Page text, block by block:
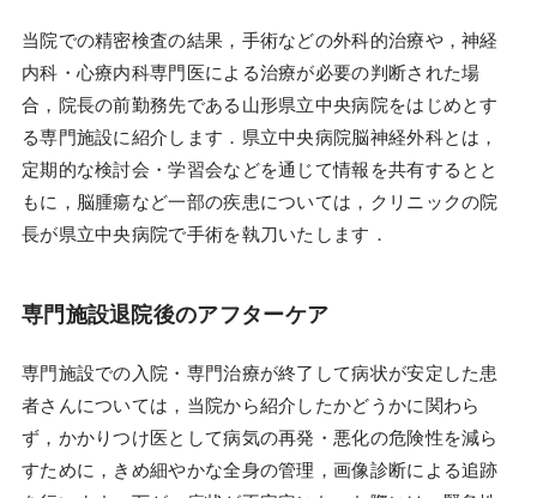
当院での精密検査の結果，手術などの外科的治療や，神経
内科・心療内科専門医による治療が必要の判断された場
合，院長の前勤務先である山形県立中央病院をはじめとす
る専門施設に紹介します．県立中央病院脳神経外科とは，
定期的な検討会・学習会などを通じて情報を共有するとと
もに，脳腫瘍など一部の疾患については，クリニックの院
長が県立中央病院で手術を執刀いたします．
専門施設退院後のアフターケア
専門施設での入院・専門治療が終了して病状が安定した患
者さんについては，当院から紹介したかどうかに関わら
ず，かかりつけ医として病気の再発・悪化の危険性を減ら
すために，きめ細やかな全身の管理，画像診断による追跡